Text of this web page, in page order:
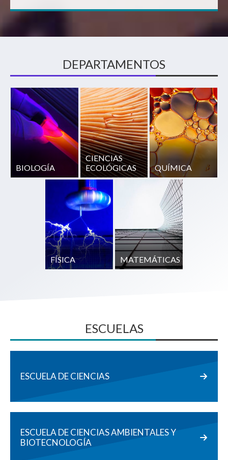
DEPARTAMENTOS
BIOLOGÍA
CIENCIAS
ECOLÓGICAS
QUÍMICA
FÍSICA MATEMÁTICAS
ESCUELAS
ESCUELA DE CIENCIAS
ESCUELA DE CIENCIAS AMBIENTALES Y
BIOTECNOLOGÍA